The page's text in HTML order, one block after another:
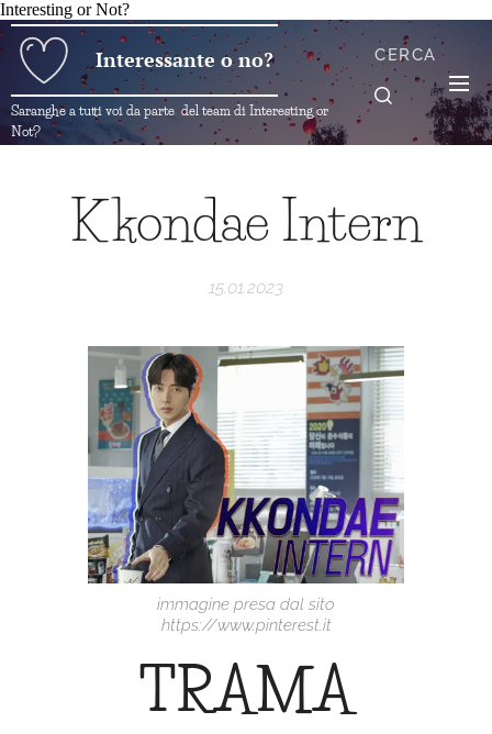
Interesting or Not?
Interessante o no?
Saranghe a tutti voi da parte del team di Interesting or
Not?
CERCA
Kkondae Intern
15.01.2023
immagine presa dal sito
https://www.pinterest.it
TRAMA